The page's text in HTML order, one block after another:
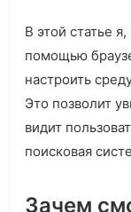
В этой статье
помощью
настроить
Это позволит
видит
поисковая
Зачем